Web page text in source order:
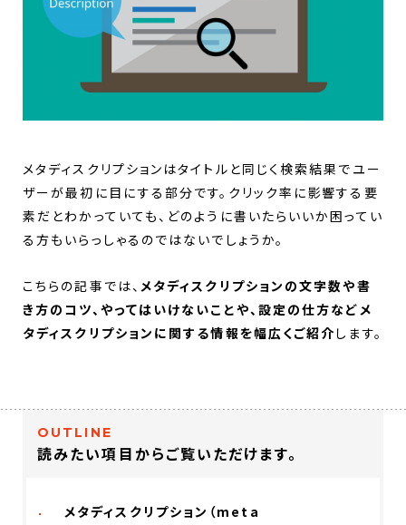
メタディスクリプションはタイトルと同じく検索結果でユー
ザーが最初に目にする部分です。クリック率に影響する要
素だとわかっていても、どのように書いたらいいか困ってい
る方もいらっしゃるのではないでしょうか。
こちらの記事では、 メタディスクリプションの文字数や書
き方のコツ、やってはいけないことや、設定の仕方などメ
タディスクリプションに関する情報を幅広くご紹介 します。
OUTLINE
読みたい項目からご覧いただけます。
メタディスクリプション（meta